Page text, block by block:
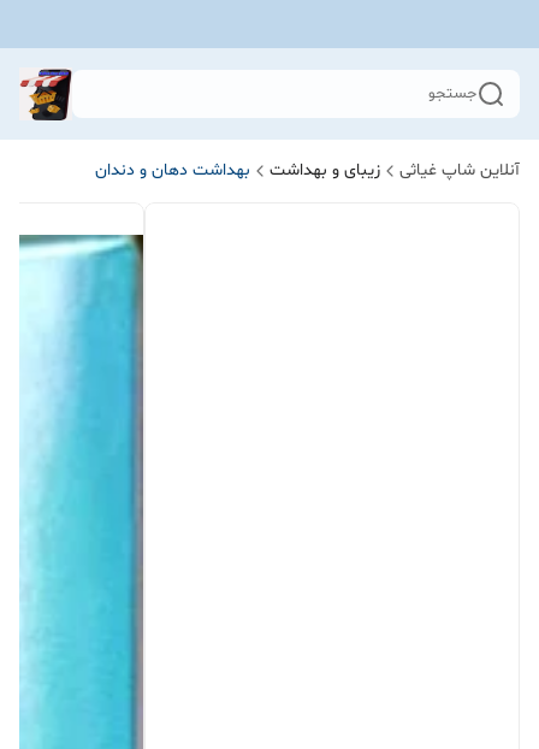
جستجو
آنلاین شاپ غیاثی زیبای و بهداشت بهداشت دهان و دندان